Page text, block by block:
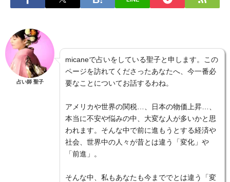
占い師 聖子
micaneで占いをしている聖子と申します。この
ページを訪れてくださったあなたへ、今一番必
要なことについてお話するわね。
アメリカや世界の関税…、日本の物価上昇…、
本当に不安や悩みの中、大変な人が多いかと思
われます。そんな中で前に進もうとする経済や
社会、世界中の人々が昔とは違う「変化」や
「前進」。
そんな中、私もあなたも今まででとは違う「変